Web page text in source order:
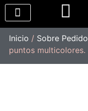
Inicio / Sobre Pedido
puntos multicolores.